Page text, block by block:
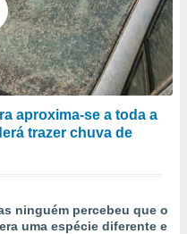
aproxima-se a toda a
trazer chuva de
ninguém percebeu que o
uma espécie diferente e